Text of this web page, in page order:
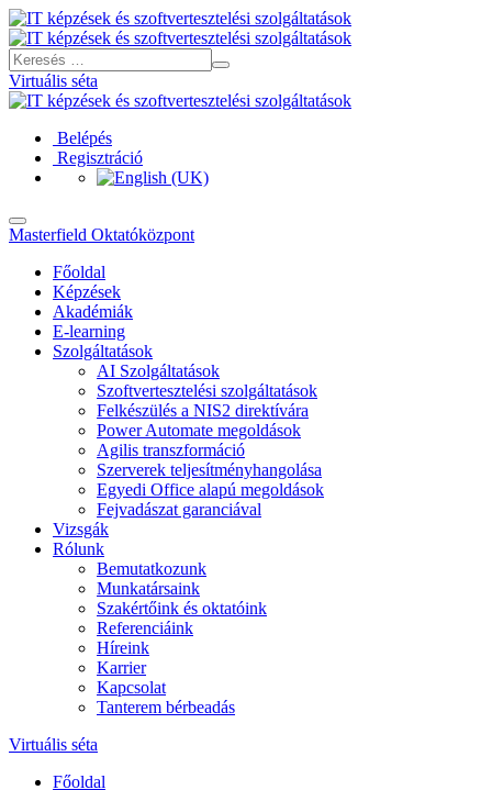
Virtuális séta
Belépés
Regisztráció
Masterfield Oktatóközpont
Főoldal
Képzések
Akadémiák
E-learning
Szolgáltatások
AI Szolgáltatások
Szoftvertesztelési szolgáltatások
Felkészülés a NIS2 direktívára
Power Automate megoldások
Agilis transzformáció
Szerverek teljesítményhangolása
Egyedi Office alapú megoldások
Fejvadászat garanciával
Vizsgák
Rólunk
Bemutatkozunk
Munkatársaink
Szakértőink és oktatóink
Referenciáink
Híreink
Karrier
Kapcsolat
Tanterem bérbeadás
Virtuális séta
Főoldal